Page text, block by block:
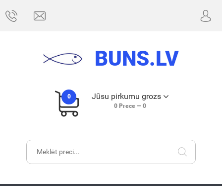
BUNS.LV
0 Jūsu pirkumu grozs
0Prece — 0